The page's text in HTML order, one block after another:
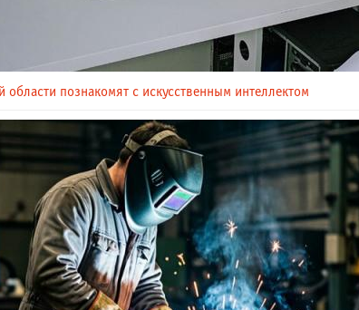
области познакомят с искусственным интеллектом